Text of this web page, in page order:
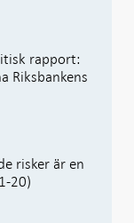
rapport:
Riksbankens
risker är en
20)